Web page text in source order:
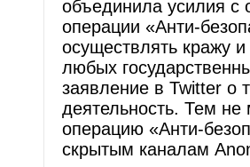
объединила усилия с
операции «Анти-
осуществлять кражу
любых
заявление в Twitter о
деятельность. Тем
операцию «Анти-
скрытым каналам